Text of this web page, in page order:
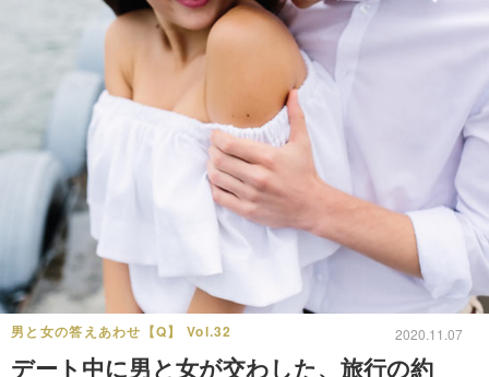
男と女の答えあわせ【Q】 Vol.32 2020.11.07
デート中に男と女が交わした、旅行の約